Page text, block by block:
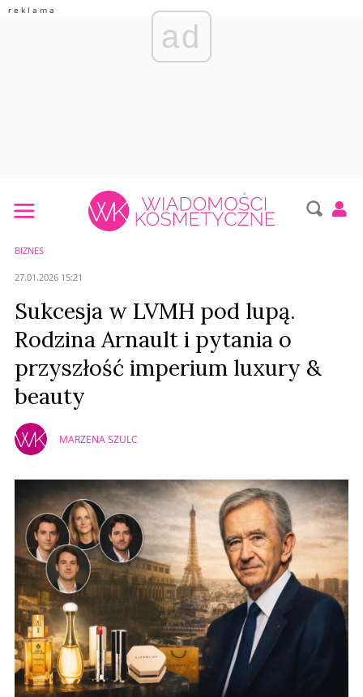
ad
BIZNES
27.01.2026 15:21
Sukcesja w LVMH pod lupą.
Rodzina Arnault i pytania o
przyszłość imperium luxury &
beauty
MARZENA SZULC